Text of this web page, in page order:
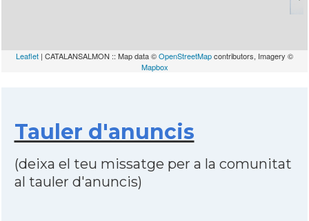
Leaflet | CATALANSALMON :: Map data ©OpenStreetMapcontributors, Imagery ©
Mapbox
Tauler d'anuncis
(deixa el teu missatge per a la comunitat
al tauler d'anuncis)